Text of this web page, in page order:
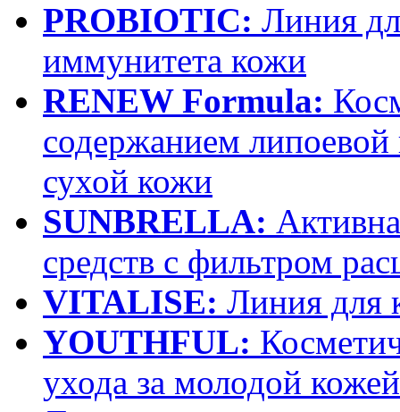
PROBIOTIC: Линия
иммунитета кожи
RENEW Formula:
содержанием
сухой кожи
SUNBRELLA:
средств с фильтром
VITALISE: Линия для
YOUTHFUL:
ухода за молодой кожей